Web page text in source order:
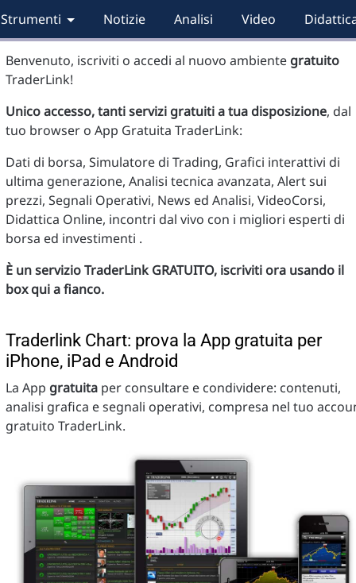
Strumenti Notizie Analisi Video
Benvenuto, iscriviti o accedi al nuovo ambiente gratuito
TraderLink!
Unico accesso, tanti servizi gratuiti a tua disposizione, dal
tuo browser o App Gratuita TraderLink:
Dati di borsa, Simulatore di Trading, Grafici interattivi di
ultima generazione, Analisi tecnica avanzata, Alert sui
prezzi, Segnali Operativi, News ed Analisi, VideoCorsi,
Didattica Online, incontri dal vivo con i migliori esperti di
borsa ed investimenti .
È un servizio TraderLink GRATUITO, iscriviti ora usando il
box qui a fianco.
Traderlink Chart: prova la App gratuita per
iPhone, iPad e Android
La App gratuita per consultare e condividere: contenuti,
analisi grafica e segnali operativi, compresa nel tuo
gratuito TraderLink.